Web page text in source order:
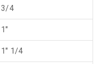
3/4
1"
1" 1/4